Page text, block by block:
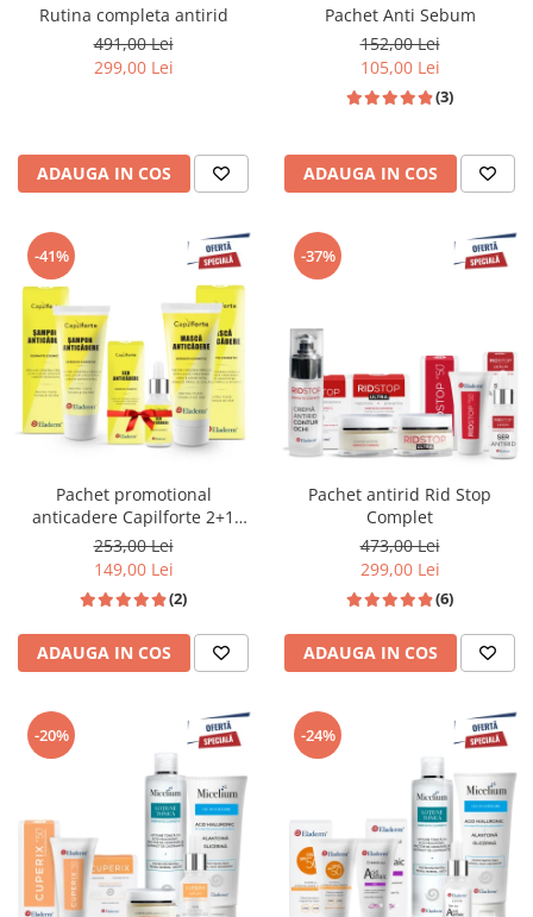
Rutina completa antirid
491,00 Lei
299,00 Lei
ADAUGA IN COS
Pachet Anti Sebum
152,00 Lei
105,00 Lei
(3)
ADAUGA IN COS
-41%
Pachet promotional
anticadere Capilforte 2+1
GRATIS
253,00 Lei
149,00 Lei
(2)
ADAUGA IN COS
-37%
Pachet antirid Rid Stop
Complet
473,00 Lei
299,00 Lei
(6)
ADAUGA IN COS
-20% -24%